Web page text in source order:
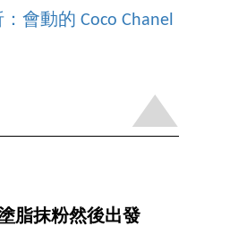
會動的 Coco Chanel
脂抹粉然後出發